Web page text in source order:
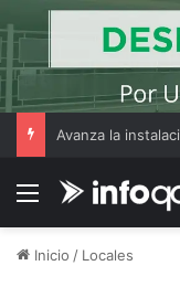
Menú
Inicio / Locales